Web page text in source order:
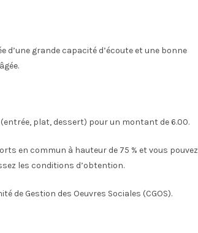
grande capacité d’écoute et une bonne
plat, dessert) pour un montant de 6.00.
en commun à hauteur de 75 % et vous pouvez
les conditions d’obtention.
de Gestion des Oeuvres Sociales (CGOS).